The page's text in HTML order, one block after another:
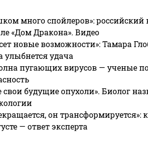
много спойлеров»: российский
«Дом Дракона». Видео
новые возможности»: Тамара
улыбнется удача
пугающих вирусов — ученые
будущие опухоли». Биолог
он трансформируется»:
— ответ эксперта